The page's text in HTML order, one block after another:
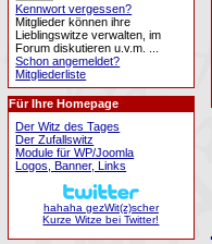
Kennwort vergessen?
Mitglieder können ihre
Lieblingswitze verwalten, im
Forum diskutieren u.v.m. ...
Schon angemeldet?
Mitgliederliste
Für Ihre Homepage
Der Witz des Tages
Der Zufallswitz
Module für WP/Joomla
Logos, Banner, Links
hahaha gezWit(z)scher
Kurze Witze bei Twitter!